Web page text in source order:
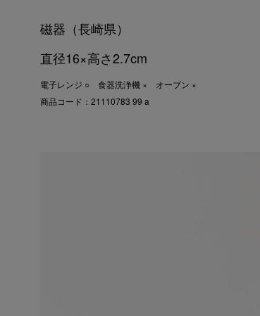
磁器（長崎県）
直径16×高さ2.7cm
電子レンジ ○ 食器洗浄機 × オーブン ×
商品コード：21110783 99 a